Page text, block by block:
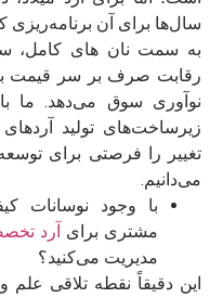
سال‌ها برای آن برنامه‌ریزی
به سمت نان‌ های کامل،
رقابت صرف بر سر قیمت
نوآوری سوق می‌دهد. ما
زیرساخت‌های تولید
تغییر را فر صتی برای
می‌دانیم.
با وجود نوسانات
مشتری برای آرد
مدیریت می‌کنید؟
این دقیقاً نقطه تلاقی